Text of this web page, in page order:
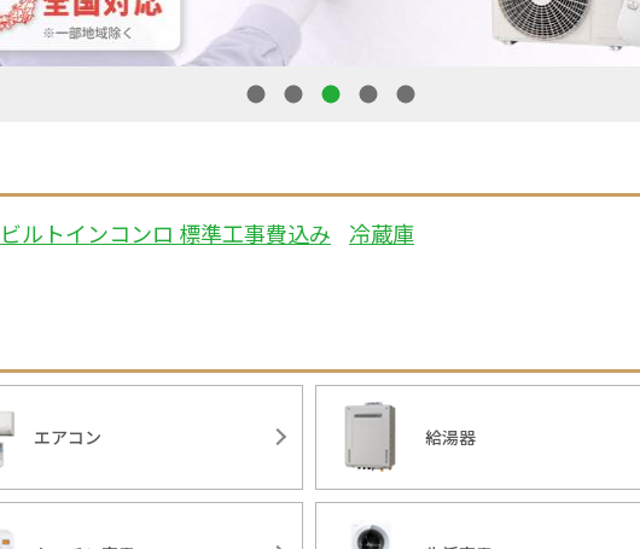
1 2 3 4 5
ビルトインコンロ 標準工事費込み 冷蔵庫
エアコン 給湯器